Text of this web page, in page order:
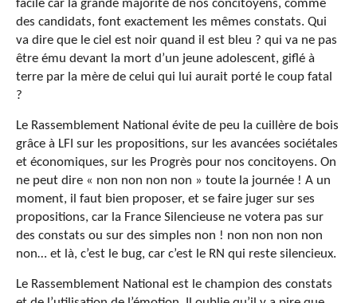
facile car la grande majorité de nos concitoyens, comme
des candidats, font exactement les mêmes constats. Qui
va dire que le ciel est noir quand il est bleu ? qui va ne pas
être ému devant la mort d’un jeune adolescent, giflé à
terre par la mère de celui qui lui aurait porté le coup fatal
?
Le Rassemblement National évite de peu la cuillère de bois
grâce à LFI sur les propositions, sur les avancées sociétales
et économiques, sur les Progrès pour nos concitoyens. On
ne peut dire « non non non non » toute la journée ! A un
moment, il faut bien proposer, et se faire juger sur ses
propositions, car la France Silencieuse ne votera pas sur
des constats ou sur des simples non ! non non non non
non… et là, c’est le bug, car c’est le RN qui reste silencieux.
Le Rassemblement National est le champion des constats